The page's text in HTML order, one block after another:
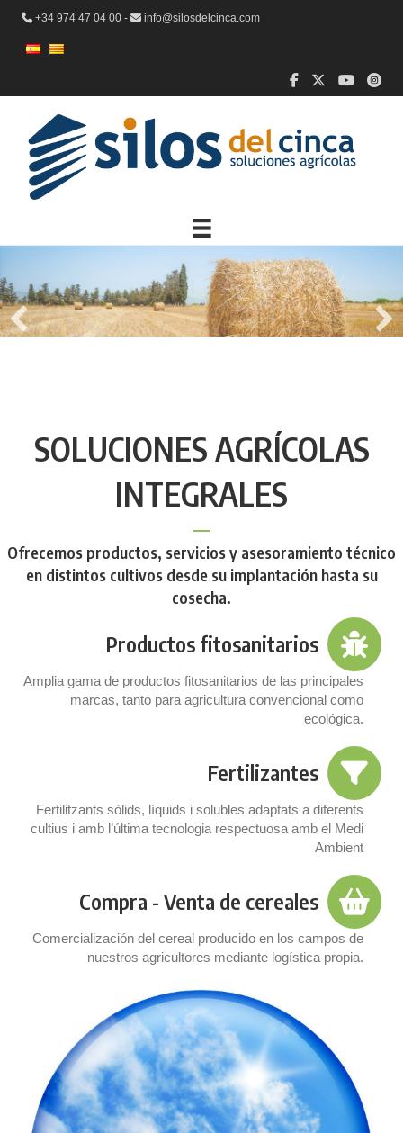
+34 974 47 04 00 - info@silosdelcinca.com
SOLUCIONES AGRÍCOLAS
INTEGRALES
Ofrecemos productos, servicios y asesoramiento técnico
en distintos cultivos desde su implantación hasta su
cosecha.
Productos fitosanitarios
Amplia gama de productos fitosanitarios de las principales
marcas, tanto para agricultura convencional como
ecológica.
Fertilizantes
Fertilitzants sòlids, líquids i solubles adaptats a diferents
cultius i amb l’última tecnologia respectuosa amb el Medi
Ambient
Compra - Venta de cereales
Comercialización del cereal producido en los campos de
nuestros agricultores mediante logística propia.